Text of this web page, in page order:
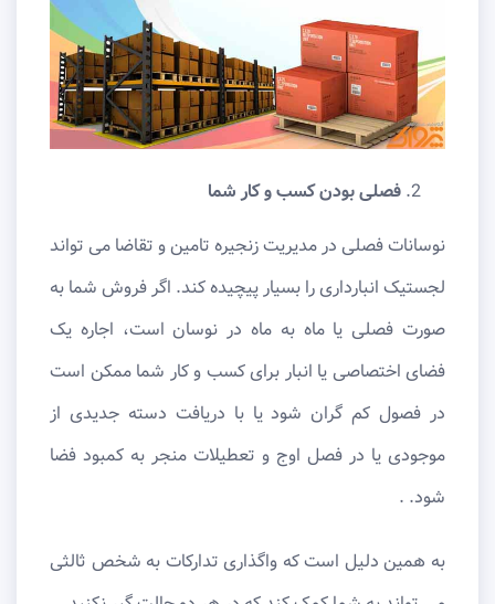
فصلی بودن کسب و کار شما
نوسانات فصلی در مدیریت زنجیره تامین و تقاضا می تواند
لجستیک انبارداری را بسیار پیچیده کند. اگر فروش شما به
صورت فصلی یا ماه به ماه در نوسان است، اجاره یک
فضای اختصاصی یا انبار برای کسب و کار شما ممکن است
در فصول کم گران شود یا با دریافت دسته جدیدی از
موجودی یا در فصل اوج و تعطیلات منجر به کمبود فضا
شود. .
به همین دلیل است که واگذاری تدارکات به شخص ثالثی